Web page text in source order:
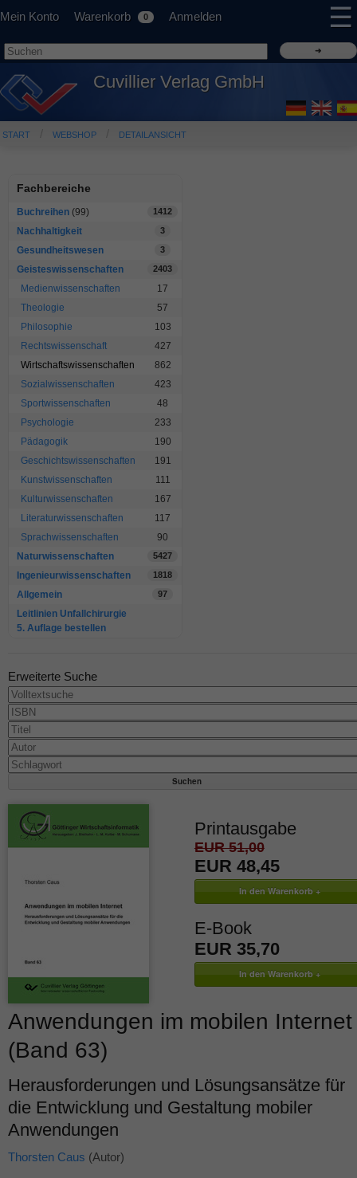
Mein Konto Warenkorb 0 Anmelden ☰
Cuvillier Verlag GmbH
START WEBSHOP DETAILANSICHT
Fachbereiche
Buchreihen (99) 1412
Nachhaltigkeit 3
Gesundheitswesen 3
Geisteswissenschaften 2403
Medienwissenschaften
17
Theologie
57
Philosophie
103
Rechtswissenschaft
427
Wirtschaftswissenschaften
862
Sozialwissenschaften
423
Sportwissenschaften
48
Psychologie
233
Pädagogik
190
Geschichtswissenschaften
191
Kunstwissenschaften
111
Kulturwissenschaften
167
Literaturwissenschaften
117
Sprachwissenschaften
90
Naturwissenschaften
5427
Ingenieurwissenschaften 1818
Allgemein 97
Leitlinien Unfallchirurgie
5. Auflage bestellen
Erweiterte Suche
Printausgabe
EUR 51,00
EUR 48,45
E-Book
EUR 35,70
Anwendungen im mobilen Internet
(Band 63)
Herausforderungen und Lösungsansätze für
die Entwicklung und Gestaltung mobiler
Anwendungen
Thorsten Caus (Autor)